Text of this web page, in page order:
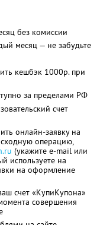
без комиссии
месяц — не забудьте
кешбэк 1000р. при
за пределами РФ
счет
онлайн-заявку на
операцию,
(укажите e-mail или
используете на
на оформление
счет «КупиКупона»
совершения